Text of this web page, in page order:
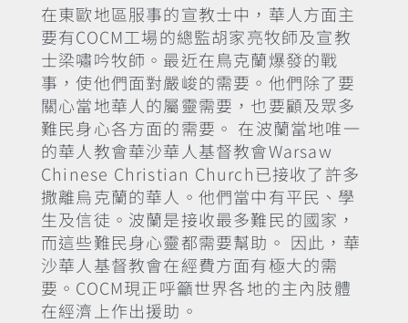
在東歐地區服事的宣教士中，華人方面主
要有COCM工場的總監胡家亮牧師及宣教
士梁嘯吟牧師。最近在鳥克蘭爆發的戰
事，使他們面對嚴峻的需要。他們除了要
關心當地華人的屬靈需要，也要顧及眾多
難民身心各方面的需要。 在波蘭當地唯一
的華人教會華沙華人基督教會Warsaw
Chinese Christian Church已接收了許多
撒離烏克蘭的華人。他們當中有平民、學
生及信徒。波蘭是接收最多難民的國家，
而這些難民身心靈都需要幫助。 因此，華
沙華人基督教會在經費方面有極大的需
要。COCM現正呼籲世界各地的主內肢體
在經濟上作出援助。